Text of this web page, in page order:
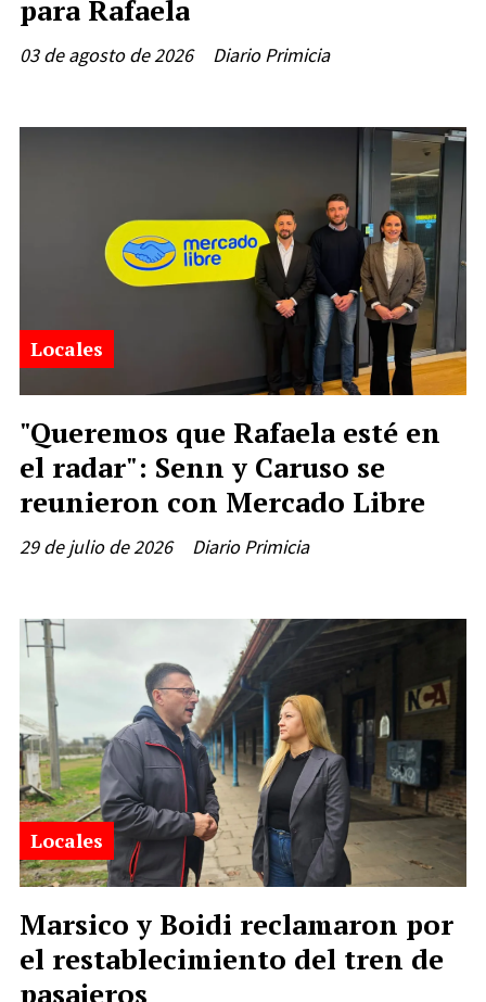
para Rafaela
Diario Primicia
03 de agosto de 2026
"Queremos que Rafaela esté en
el radar": Senn y Caruso se
reunieron con Mercado Libre
Diario Primicia
Locales
29 de julio de 2026
Marsico y Boidi reclamaron por
el restablecimiento del tren de
pasajeros
Locales